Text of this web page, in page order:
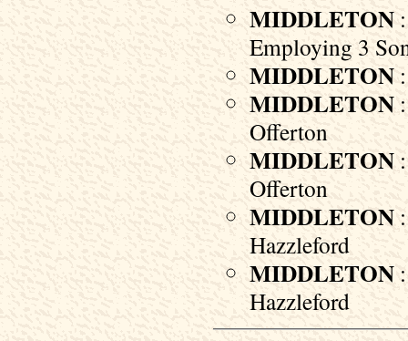
MIDDLETON
Employing 3
MIDDLETON
MIDDLETON
Offerton
MIDDLETON
Offerton
MIDDLETON
Hazzleford
MIDDLETON
Hazzleford